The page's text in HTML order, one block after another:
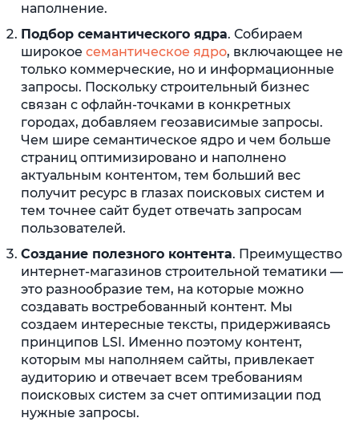
наполнение.
Подбор семантического ядра. Собираем
широкое семантическое ядро, включающее не
только коммерческие, но и информационные
запросы. Поскольку строительный бизнес
связан с офлайн-точками в конкретных
городах, добавляем геозависимые запросы.
Чем шире семантическое ядро и чем больше
страниц оптимизировано и наполнено
актуальным контентом, тем больший вес
получит ресурс в глазах поисковых систем и
тем точнее сайт будет отвечать запросам
пользователей.
Создание полезного контента. Преимущество
интернет-магазинов строительной тематики —
это разнообразие тем, на которые можно
создавать востребованный контент. Мы
создаем интересные тексты, придерживаясь
принципов LSI. Именно поэтому контент,
которым мы наполняем сайты, привлекает
аудиторию и отвечает всем требованиям
поисковых систем за счет оптимизации под
нужные запросы.